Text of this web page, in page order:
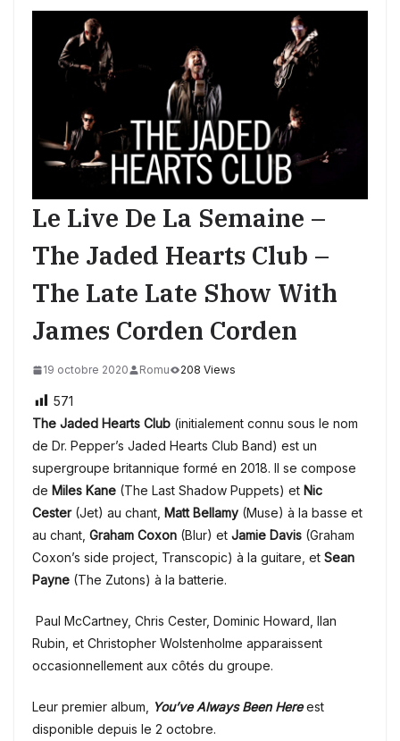
Le Live De La Semaine –
The Jaded Hearts Club –
The Late Late Show With
James Corden Corden
19 octobre 2020 Romu 208 Views
571
The Jaded Hearts Club (initialement connu sous le nom
de Dr. Pepper’s Jaded Hearts Club Band) est un
supergroupe britannique formé en 2018. Il se compose
de Miles Kane (The Last Shadow Puppets) et Nic
Cester(Jet) au chant, Matt Bellamy (Muse) à la basse et
au chant, Graham Coxon (Blur) et Jamie Davis (Graham
Coxon’s side project, Transcopic) à la guitare, et Sean
Payne (The Zutons) à la batterie.
Paul McCartney, Chris Cester, Dominic Howard, Ilan
Rubin, et Christopher Wolstenholme apparaissent
occasionnellement aux côtés du groupe.
Leur premier album, You’ve Always Been Hereest
disponible depuis le 2 octobre.